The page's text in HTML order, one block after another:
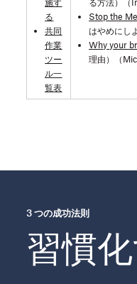
施す
る
共同
作業
ツー
ル一
覧表
る方法）（
Stop the
はやめにし
Why your
理由）（
3 つの成功法則
習慣